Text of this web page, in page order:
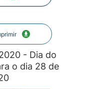
- Dia do
o dia 28 de